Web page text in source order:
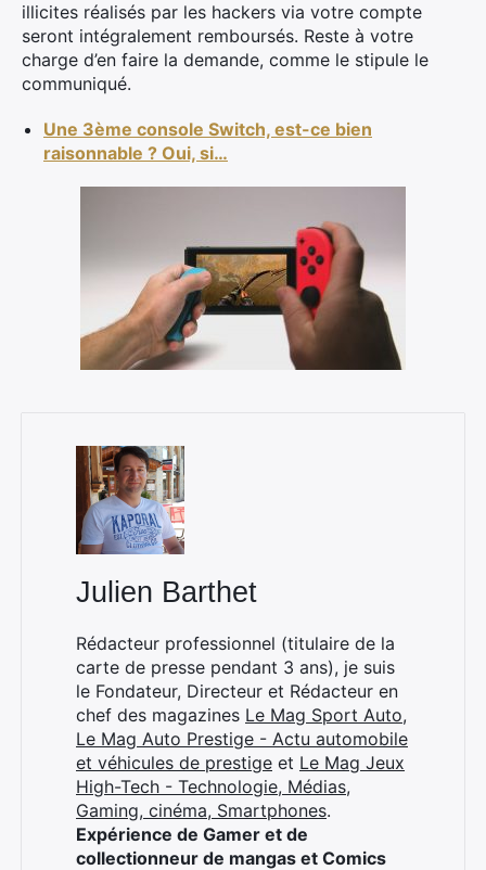
illicites réalisés par les hackers via votre compte
seront intégralement remboursés. Reste à votre
charge d’en faire la demande, comme le stipule le
communiqué.
Une 3ème console Switch, est-ce bien
raisonnable ? Oui, si…
Julien Barthet
Rédacteur professionnel (titulaire de la
carte de presse pendant 3 ans), je suis
le Fondateur, Directeur et Rédacteur en
chef des magazines Le Mag Sport Auto,
Le Mag Auto Prestige - Actu automobile
et véhicules de prestige et Le Mag Jeux
High-Tech - Technologie, Médias,
Gaming, cinéma, Smartphones.
Expérience de Gamer et de
collectionneur de mangas et Comics